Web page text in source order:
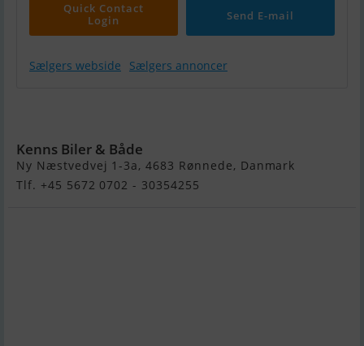
Quick Contact
Login
Send E-mail
Sælgers webside Sælgers annoncer
Kenns Biler & Både
Ny Næstvedvej 1-3a, 4683 Rønnede, Danmark
Tlf. +45 5672 0702 - 30354255